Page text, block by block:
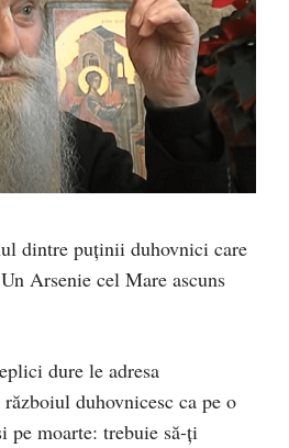
dintre puținii duhovnici care
Arsenie cel Mare ascuns
dure le adresa
duhovnicesc ca pe o
pe moarte: trebuie să-ți